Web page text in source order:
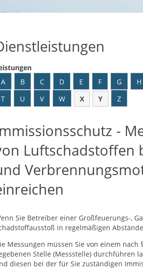
A
B C D E F G H
T
U V W X Y Z
-
Luftschadstoffen
Sie Betreiber einer Großfeuerungs-,
in regelmäßigen
Messungen müssen Sie von einem nach
Stelle (Messstelle) durchführen
diesen bei der für Sie zuständigen